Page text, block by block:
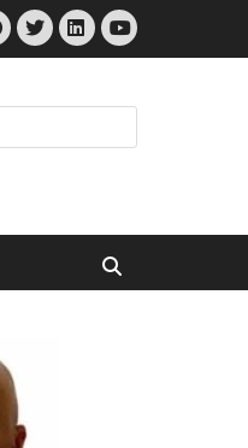
Facebook
Twitter
LinkedIn
Youtube